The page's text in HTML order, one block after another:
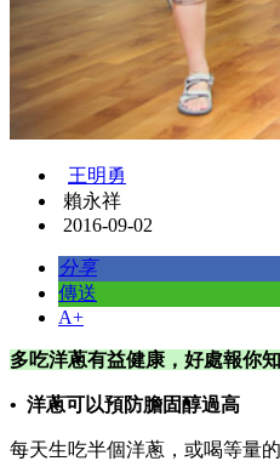
王明勇
賴永祥
2016-09-02
分享
傳送
A+
多吃洋蔥有益健康，好處報你知
• 洋蔥可以預防膽固醇過高
每天生吃半個洋蔥，或喝等量